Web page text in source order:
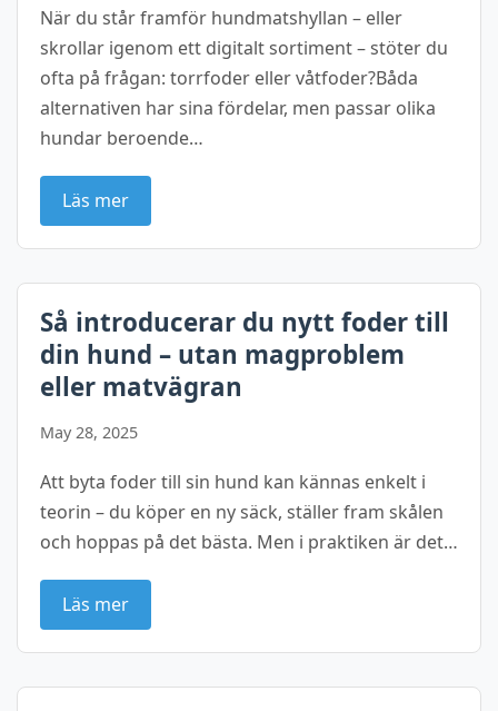
När du står framför hundmatshyllan – eller
skrollar igenom ett digitalt sortiment – stöter du
ofta på frågan: torrfoder eller våtfoder?Båda
alternativen har sina fördelar, men passar olika
hundar beroende…
Läs mer
Så introducerar du nytt foder till
din hund – utan magproblem
eller matvägran
May 28, 2025
Att byta foder till sin hund kan kännas enkelt i
teorin – du köper en ny säck, ställer fram skålen
och hoppas på det bästa. Men i praktiken är det…
Läs mer